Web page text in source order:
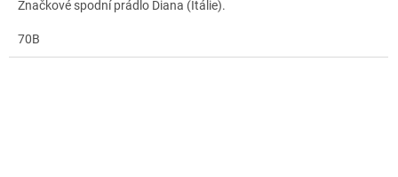
Značkové spodní prádlo Diana (Itálie).
70B